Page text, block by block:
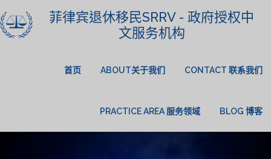
菲律宾退休移民SRRV - 政府授权中
文服务机构
首页 ABOUT关于我们 CONTACT 联系我们
PRACTICE AREA 服务领域 BLOG 博客